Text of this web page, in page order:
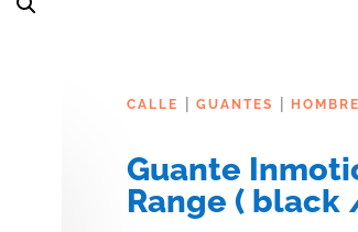
CALLE | GUANTES | HOMBRE
Guante
Range ( black